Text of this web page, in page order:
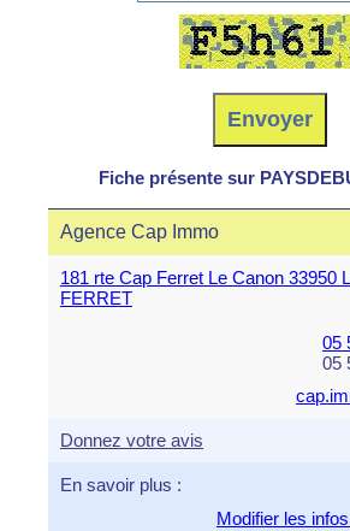
Fiche présente sur
Agence Cap Immo
181 rte Cap Ferret Le Canon 33950
FERRET
05
05
Donnez votre avis
En savoir plus :
Modifier les